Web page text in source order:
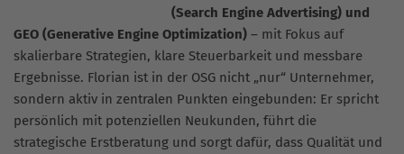
(Search Engine Advertising) und
GEO (Generative Engine Optimization) – mit Fokus auf
skalierbare Strategien, klare Steuerbarkeit und messbare
Ergebnisse. Florian ist in der OSG nicht „nur“ Unternehmer,
sondern aktiv in zentralen Punkten eingebunden: Er spricht
persönlich mit potenziellen Neukunden, führt die
strategische Erstberatung und sorgt dafür, dass Qualität und